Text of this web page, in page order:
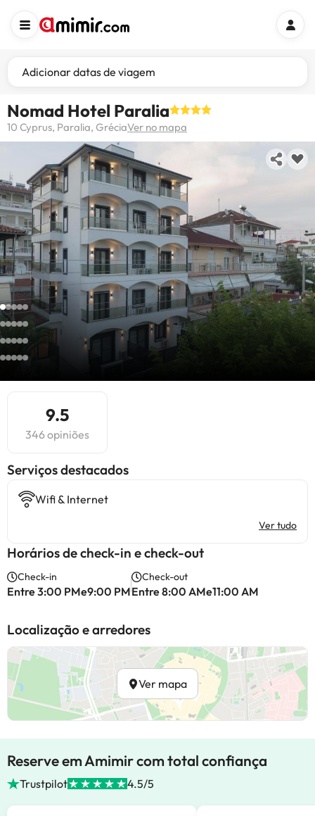
Adicionar datas de viagem
Nomad Hotel Paralia
10 Cyprus, Paralia, GréciaVer no mapa
9.5
346 opiniões
Serviços destacados
Wifi & Internet
Ver tudo
Horários de check-in e check-out
Check-in
Entre 3:00 PMe9:00 PM
Check-out
Entre 8:00 AMe11:00 AM
Localização e arredores
Ver mapa
Reserve em Amimir com total confiança
Trustpilot 4.5/5